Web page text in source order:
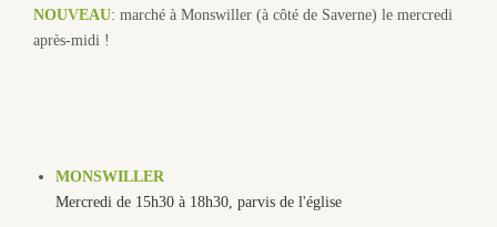
NOUVEAU: marché à Monswiller (à côté de Saverne) le mercredi
après-midi !
MONSWILLER
Mercredi de 15h30 à 18h30, parvis de l'église